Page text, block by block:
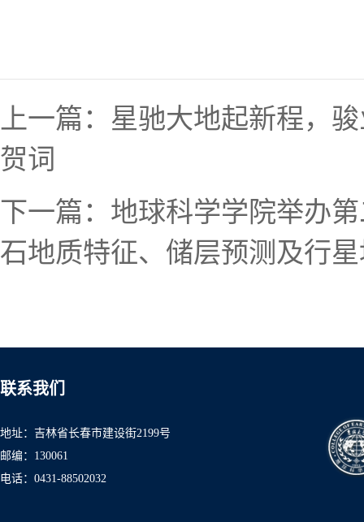
上一篇： 星驰大地起新程，
贺词
下一篇： 地球科学学院举办
石地质特征、储层预测及行
联系我们
地址：吉林省长春市建设街2199号
邮编：130061
电话：0431-88502032